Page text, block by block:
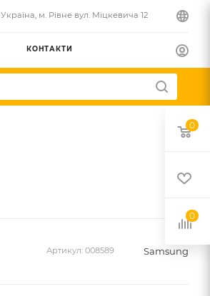
Українa, м. Рівне вул. Міцкевича 12
КОНТАКТИ
Артикул: 008589 Samsung
0
0